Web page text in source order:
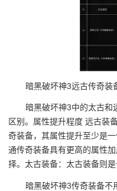
暗黑破坏神3远古传奇装
暗黑破坏神3中的太古和
区别。属性提升程度 远古装
奇装备，其属性提升至少是
通传奇装备具有更高的属性
择。太古装备：太古装备则
暗黑破坏神3传奇装备不